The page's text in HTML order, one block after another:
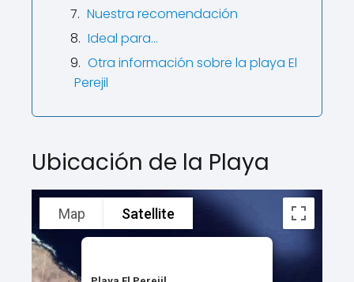
Nuestra recomendación
Ideal para…
Otra información sobre la playa El
Perejil
Ubicación de la Playa
Map Satellite